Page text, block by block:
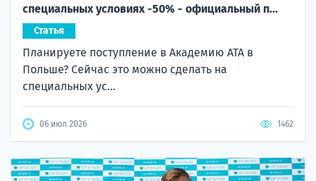
специальных условиях -50% - официальный п...
Статья
Планируете поступление в Академию ATA в
Польше? Сейчас это можно сделать на
специальных ус...
06 июл 2026 1462